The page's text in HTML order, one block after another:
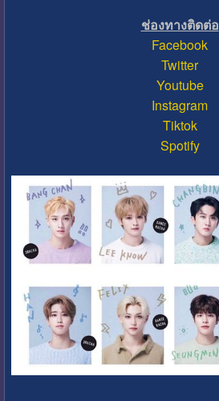
ช่องทางติดต่อ
Facebook
Twitter
Youtube
Instagram
Tiktok
Spotify